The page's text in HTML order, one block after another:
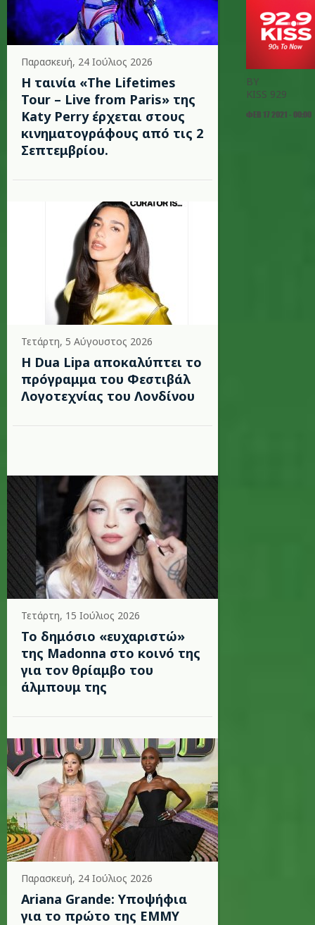
Παρασκευή, 24 Ιούλιος 2026
Η ταινία «The Lifetimes
Tour – Live from Paris» της
Katy Perry έρχεται στους
κινηματογράφους από τις 2
Σεπτεμβρίου.
Τετάρτη, 5 Αύγουστος 2026
Η Dua Lipa αποκαλύπτει το
πρόγραμμα του Φεστιβάλ
Λογοτεχνίας του Λονδίνου
Τετάρτη, 15 Ιούλιος 2026
Το δημόσιο «ευχαριστώ»
της Madonna στο κοινό της
για τον θρίαμβο του
άλμπουμ της
Παρασκευή, 24 Ιούλιος 2026
Ariana Grande: Υποψήφια
για το πρώτο της EMMY
BY
KISS 929
ΦΕΒ 17 2021 - 00:00